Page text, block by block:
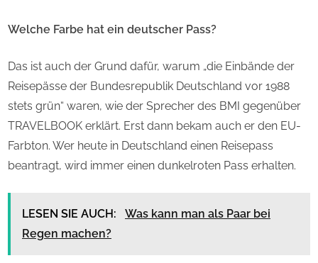
Welche Farbe hat ein deutscher Pass?
Das ist auch der Grund dafür, warum „die Einbände der
Reisepässe der Bundesrepublik Deutschland vor 1988
stets grün“ waren, wie der Sprecher des BMI gegenüber
TRAVELBOOK erklärt. Erst dann bekam auch er den EU-
Farbton. Wer heute in Deutschland einen Reisepass
beantragt, wird immer einen dunkelroten Pass erhalten.
LESEN SIE AUCH:
Was kann man als Paar bei
Regen machen?